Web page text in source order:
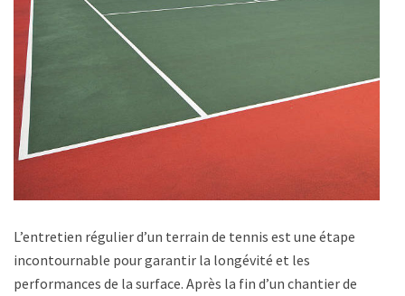
L’entretien régulier d’un terrain de tennis est une étape
incontournable pour garantir la longévité et les
performances de la surface. Après la fin d’un chantier de